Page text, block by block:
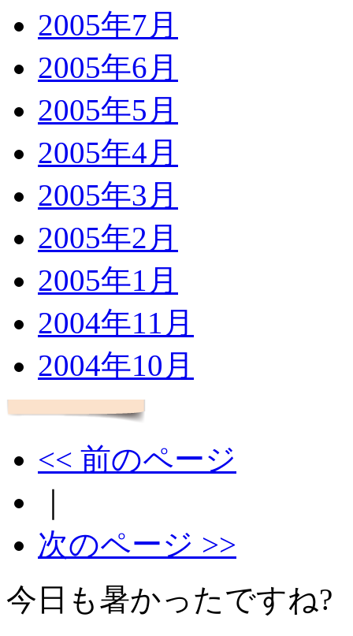
2005年7月
2005年6月
2005年5月
2005年4月
2005年3月
2005年2月
2005年1月
2004年11月
2004年10月
<< 前のページ
次のページ >>
今日も暑かったですね?